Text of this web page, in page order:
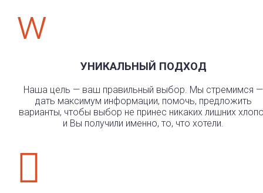
w
УНИКАЛЬНЫЙ ПОДХОД
Наша цель — ваш правильный выбор. Мы стремимся —
дать максимум информации, помочь, предложить
варианты, чтобы выбор не принес никаких лишних
и Вы получили именно, то, что хотели.
